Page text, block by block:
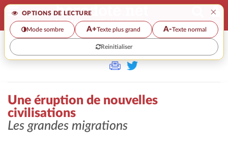
OPTIONS DE LECTURE ×
Mode sombre A+Texte plus grand A-Texte normal
Reinitialiser
>> UNE ÉRUPTION DE NOUVELLES CIVILISATIONS
Une éruption de nouvelles
civilisations
Les grandes migrations